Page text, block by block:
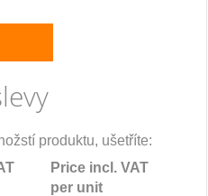
produktu, ušetříte:
Price incl. VAT
per unit